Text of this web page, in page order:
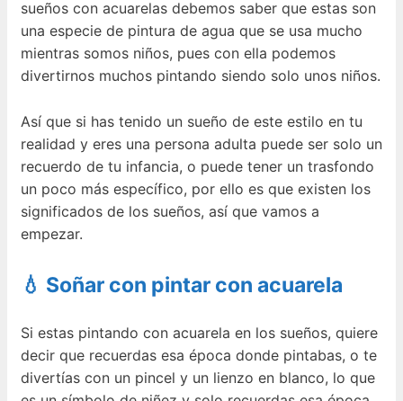
sueños con acuarelas debemos saber que estas son
una especie de pintura de agua que se usa mucho
mientras somos niños, pues con ella podemos
divertirnos muchos pintando siendo solo unos niños.
Así que si has tenido un sueño de este estilo en tu
realidad y eres una persona adulta puede ser solo un
recuerdo de tu infancia, o puede tener un trasfondo
un poco más específico, por ello es que existen los
significados de los sueños, así que vamos a
empezar.
💧 Soñar con pintar con acuarela
Si estas pintando con acuarela en los sueños, quiere
decir que recuerdas esa época donde pintabas, o te
divertías con un pincel y un lienzo en blanco, lo que